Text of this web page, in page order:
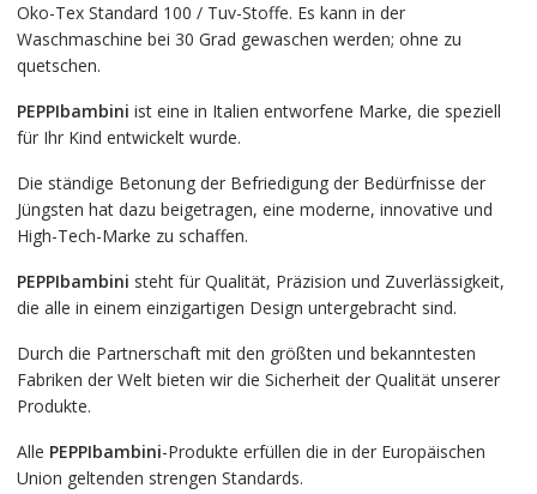
Oko-Tex Standard 100 / Tuv-Stoffe. Es kann in der
Waschmaschine bei 30 Grad gewaschen werden; ohne zu
quetschen.
PEPPIbambini ist eine in Italien entworfene Marke, die speziell
für Ihr Kind entwickelt wurde.
Die ständige Betonung der Befriedigung der Bedürfnisse der
Jüngsten hat dazu beigetragen, eine moderne, innovative und
High-Tech-Marke zu schaffen.
PEPPIbambini steht für Qualität, Präzision und Zuverlässigkeit,
die alle in einem einzigartigen Design untergebracht sind.
Durch die Partnerschaft mit den größten und bekanntesten
Fabriken der Welt bieten wir die Sicherheit der Qualität unserer
Produkte.
Alle PEPPIbambini-Produkte erfüllen die in der Europäischen
Union geltenden strengen Standards.